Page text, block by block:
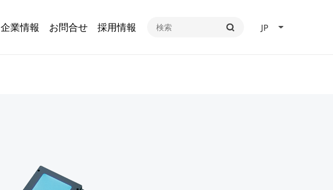
JP
企業情報 お問合せ 採用情報